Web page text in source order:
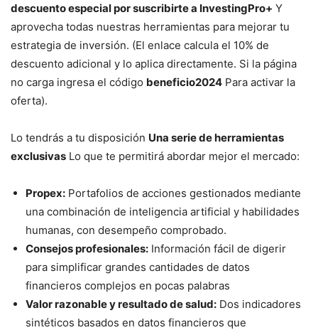
descuento especial por suscribirte a InvestingPro+ Y
aprovecha todas nuestras herramientas para mejorar tu
estrategia de inversión. (El enlace calcula el 10% de
descuento adicional y lo aplica directamente. Si la página
no carga ingresa el código beneficio2024 Para activar la
oferta).
Lo tendrás a tu disposición Una serie de herramientas
exclusivas Lo que te permitirá abordar mejor el mercado:
Propex: Portafolios de acciones gestionados mediante
una combinación de inteligencia artificial y habilidades
humanas, con desempeño comprobado.
Consejos profesionales: Información fácil de digerir
para simplificar grandes cantidades de datos
financieros complejos en pocas palabras
Valor razonable y resultado de salud: Dos indicadores
sintéticos basados ​​en datos financieros que